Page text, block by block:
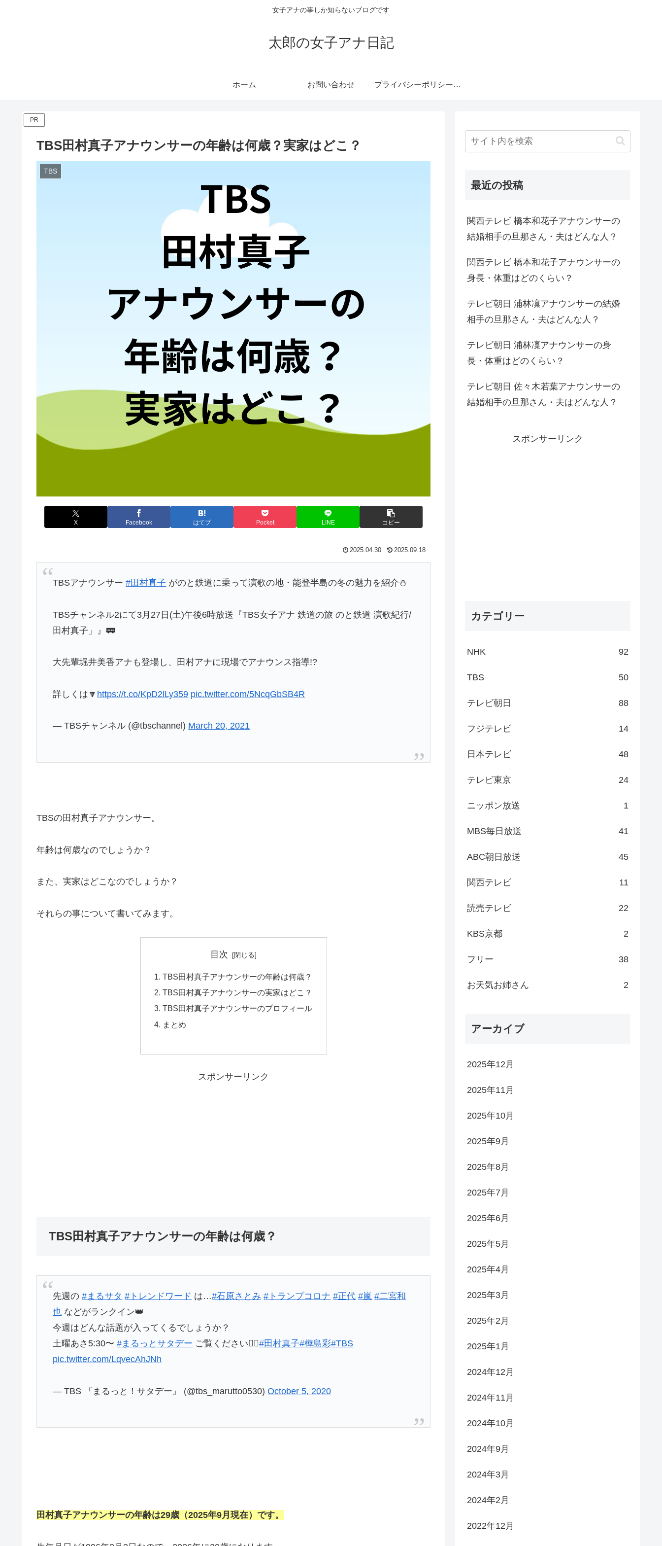
女子アナの事しか知らないブログです
太郎の女子アナ日記
ホーム お問い合わせ プライバシーポリシー・運営者情報
PR
TBS田村真子アナウンサーの年齢は何歳？実家はどこ？
TBS
X Facebook はてブ Pocket LINE コピー
2025.04.30 2025.09.18
TBSアナウンサー#田村真子 がのと鉄道に乗って演歌の地・能登半島の冬の魅力を紹介⛄️
TBSチャンネル2にて3月27日(土)午後6時放送『TBS女子アナ 鉄道の旅 のと鉄道 演歌紀行/
田村真子」』🚃
大先輩堀井美香アナも登場し、田村アナに現場でアナウンス指導!?
詳しくは🔽 https://t.co/KpD2lLy359 pic.twitter.com/5NcqGbSB4R
— TBSチャンネル (@tbschannel) March 20, 2021
TBSの田村真子アナウンサー。
年齢は何歳なのでしょうか？
また、実家はどこなのでしょうか？
それらの事について書いてみます。
目次
TBS田村真子アナウンサーの年齢は何歳？
TBS田村真子アナウンサーの実家はどこ？
TBS田村真子アナウンサーのプロフィール
まとめ
スポンサーリンク
TBS田村真子アナウンサーの年齢は何歳？
先週の#まるサタ #トレンドワード は…#石原さとみ #トランプコロナ #正代 #嵐 #二宮和
也 などがランクイン👑
今週はどんな話題が入ってくるでしょうか？
土曜あさ5:30〜#まるっとサタデー ご覧ください🙆‍♀️#田村真子#樺島彩#TBS
pic.twitter.com/LqvecAhJNh
— TBS 『まるっと！サタデー』 (@tbs_marutto0530)October 5, 2020
田村真子アナウンサーの年齢は29歳（2025年9月現在）です。
最近の投稿
関西テレビ 橋本和花子アナウンサーの
結婚相手の旦那さん・夫はどんな人？
関西テレビ 橋本和花子アナウンサーの
身長・体重はどのくらい？
テレビ朝日 浦林凜アナウンサーの結婚
相手の旦那さん・夫はどんな人？
テレビ朝日 浦林凜アナウンサーの身
長・体重はどのくらい？
テレビ朝日 佐々木若葉アナウンサーの
結婚相手の旦那さん・夫はどんな人？
スポンサーリンク
カテゴリー
NHK 92
TBS 50
テレビ朝日 88
フジテレビ 14
日本テレビ 48
テレビ東京 24
ニッポン放送 1
MBS毎日放送 41
ABC朝日放送 45
関西テレビ 11
読売テレビ 22
KBS京都 2
フリー 38
お天気お姉さん 2
アーカイブ
2025年12月
2025年11月
2025年10月
2025年9月
2025年8月
2025年7月
2025年6月
2025年5月
2025年4月
2025年3月
2025年2月
2025年1月
2024年12月
2024年11月
2024年10月
2024年9月
2024年3月
2024年2月
2022年12月